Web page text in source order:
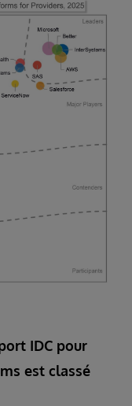
IDC pour
est classé